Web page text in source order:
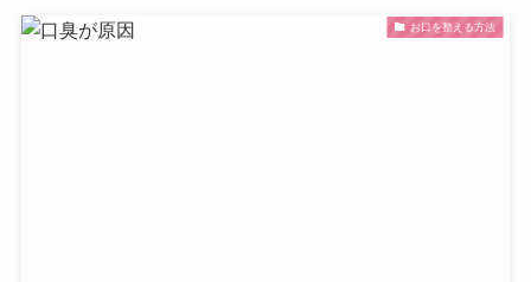
お口を整える方法